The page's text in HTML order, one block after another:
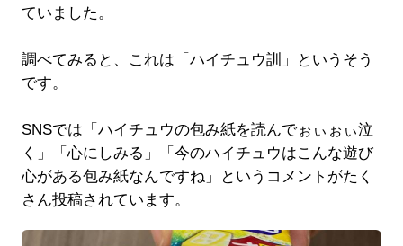
ていました。
調べてみると、これは「ハイチュウ訓」というそう
です。
SNSでは「ハイチュウの包み紙を読んでぉぃぉぃ泣
く」「心にしみる」「今のハイチュウはこんな遊び
心がある包み紙なんですね」というコメントがたく
さん投稿されています。